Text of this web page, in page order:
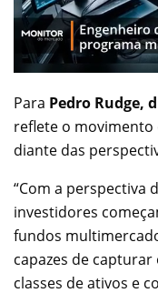
Para Pedro Rudge,
reflete o movimento
diante das
“Com a perspectiva
investidores
fundos
capazes de
classes de ativos e